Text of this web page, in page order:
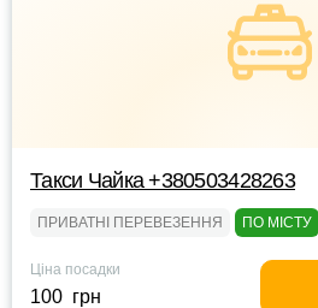
Такси Чайка +380503428263
ПРИВАТНІ ПЕРЕВЕЗЕННЯ ПО МІСТУ
Ціна посадки
100 грн